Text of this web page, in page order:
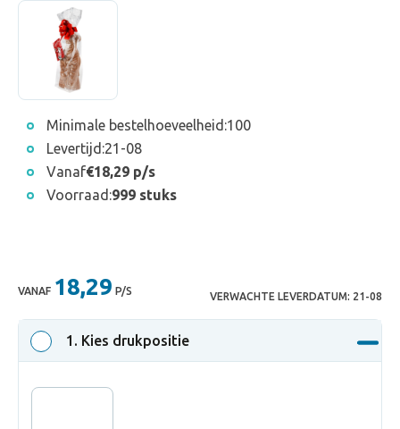
Minimale bestelhoeveelheid:100
Levertijd:21-08
Vanaf€18,29 p/s
Voorraad:999 stuks
VANAF 18,29 P/S VERWACHTE LEVERDATUM: 21-08
1 . Kies drukpositie